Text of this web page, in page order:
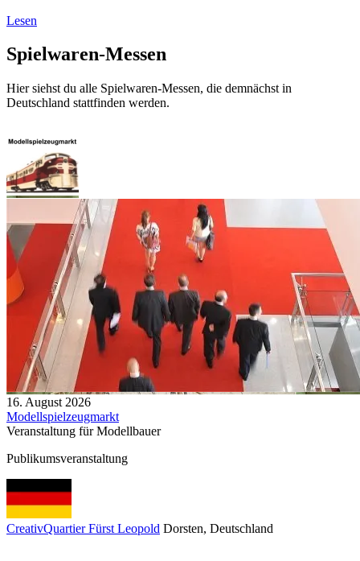
Lesen
Spielwaren-Messen
Hier siehst du alle Spielwaren-Messen, die demnächst in
Deutschland stattfinden werden.
16. August 2026
Modellspielzeugmarkt
Veranstaltung für Modellbauer
Publikumsveranstaltung
CreativQuartier Fürst Leopold Dorsten, Deutschland